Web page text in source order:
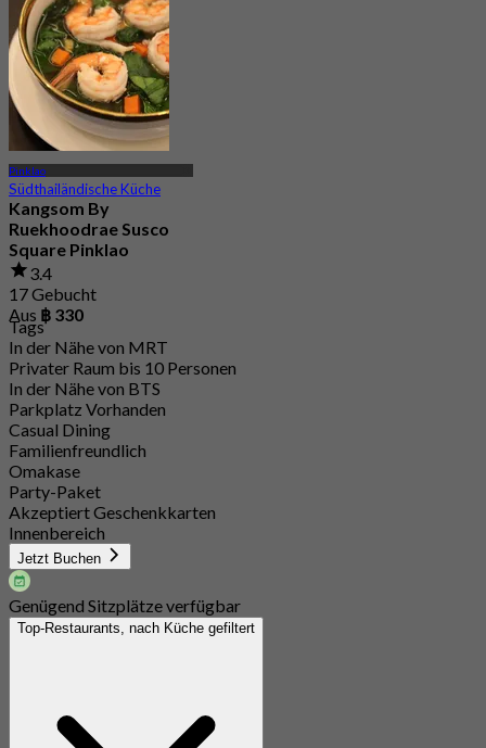
Pinklao
Südthailändische Küche
Kangsom By
Ruekhoodrae Susco
Square Pinklao
3.4
17 Gebucht
Aus ฿ 330
Tags
In der Nähe von MRT
Privater Raum bis 10 Personen
In der Nähe von BTS
Parkplatz Vorhanden
Casual Dining
Familienfreundlich
Omakase
Party-Paket
Akzeptiert Geschenkkarten
Innenbereich
Jetzt Buchen
Genügend Sitzplätze verfügbar
Top-Restaurants, nach Küche gefiltert